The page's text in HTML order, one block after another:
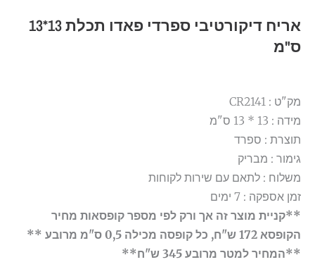
אריח דיקורטיבי ספרדי פאדו תכלת 13*13
ס"מ
מק"ט : CR2141
מידה : 13 * 13 ס"מ
תוצרת : ספרד
גימור : מבריק
משלוח : לתאם עם שירות לקוחות
זמן אספקה : 7 ימים
**קניית מוצר זה אך ורק לפי מספר קופסאות מחיר
הקופסא 172 ש"ח, כל קופסה מכילה 0,5 ס"מ מרובע **
**המחיר למטר מרובע 345 ש"ח**